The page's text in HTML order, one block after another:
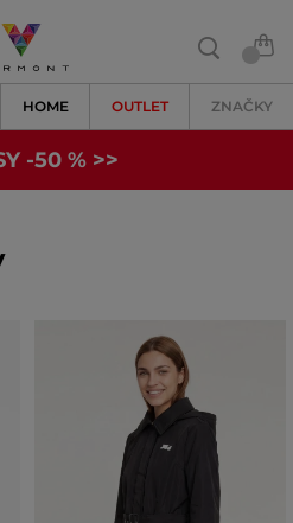
HOME OUTLET ZNAČKY
-50 % >>